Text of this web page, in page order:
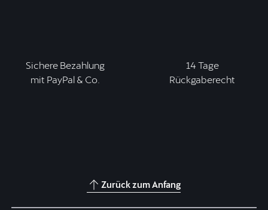
Sichere Bezahlung
mit PayPal & Co.
14 Tage
Rückgaberecht
Zurück zum Anfang